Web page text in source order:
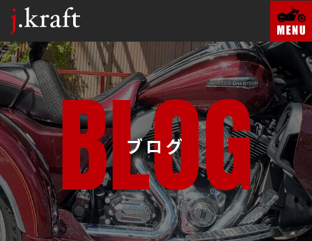
BLOG
ブログ